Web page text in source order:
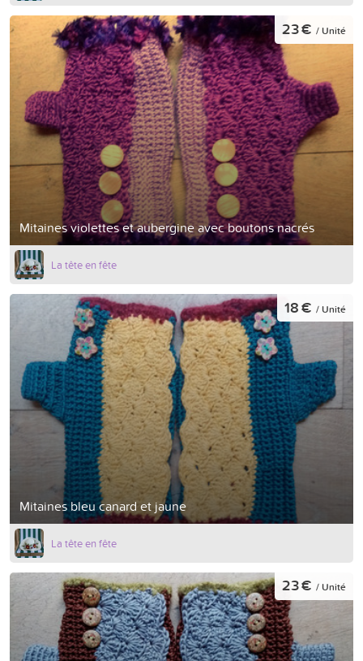
Mitaines violettes et aubergine avec boutons nacrés
23 € / Unité
La tête en fête
Mitaines bleu canard et jaune
18 € / Unité
La tête en fête
23 € / Unité